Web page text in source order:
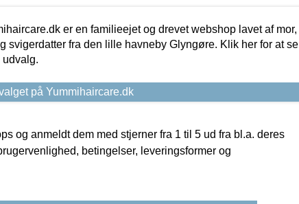
er en familieejet og drevet webshop lavet af mor,
svigerdatter fra den lille havneby Glyngøre. Klik her for at se
udvalg.
på Yummihaircare.dk
og anmeldt dem med stjerner fra 1 til 5 ud fra bl.a. deres
betingelser, leveringsformer og